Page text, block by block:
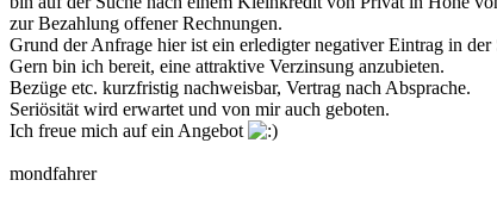
zur Bezahlung offener Rechnungen.
Grund der Anfrage hier ist ein erledigter negativer Eintrag in der
Gern bin ich bereit, eine attraktive Verzinsung anzubieten.
Bezüge etc. kurzfristig nachweisbar, Vertrag nach Absprache.
Seriösität wird erwartet und von mir auch geboten.
Ich freue mich auf ein Angebot
mondfahrer